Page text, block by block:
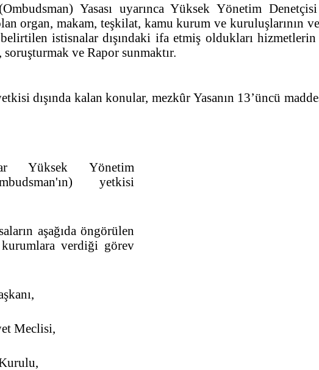
Yasası uyarınca Yüksek Yönetim
organ, makam, teşkilat, kamu kurum ve kuruluşlarının
istisnalar dışındaki ifa etmiş oldukları
ve Rapor sunmaktır.
dışında kalan konular, mezkûr Yasanın 13’üncü
Yüksek Yönetim
yetkisi
aşağıda öngörülen
verdiği görev
Meclisi,